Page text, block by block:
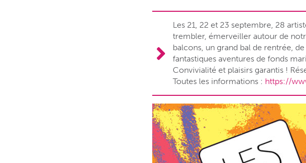
Les 21, 22 et 23 septembre, 28
trembler, émerveiller autour de
balcons, un grand bal de rentrée,
fantastiques aventures de fonds
Convivialité et plaisirs garantis !
Toutes les informations : https://